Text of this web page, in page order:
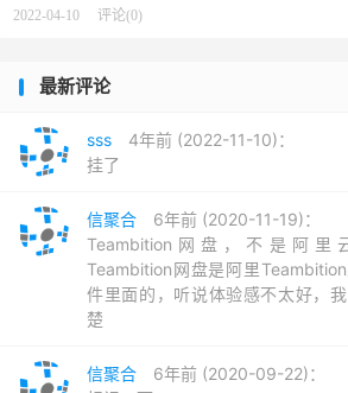
2022-04-10 评论(0)
最新评论
sss
4年前 (2022-11-10)：
挂了
信聚合
6年前 (2020-11-19)：
Teambition网盘，不是阿里
Teambition网盘是阿里
件里面的，听说体验感不太好，
楚
信聚合
6年前 (2020-09-22)：